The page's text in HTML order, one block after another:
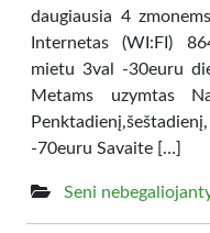
daugiausia 4
Internetas (WI:FI)
mietu 3val -30euru
Metams uzymtas
-70euru Savaite […]
Seni